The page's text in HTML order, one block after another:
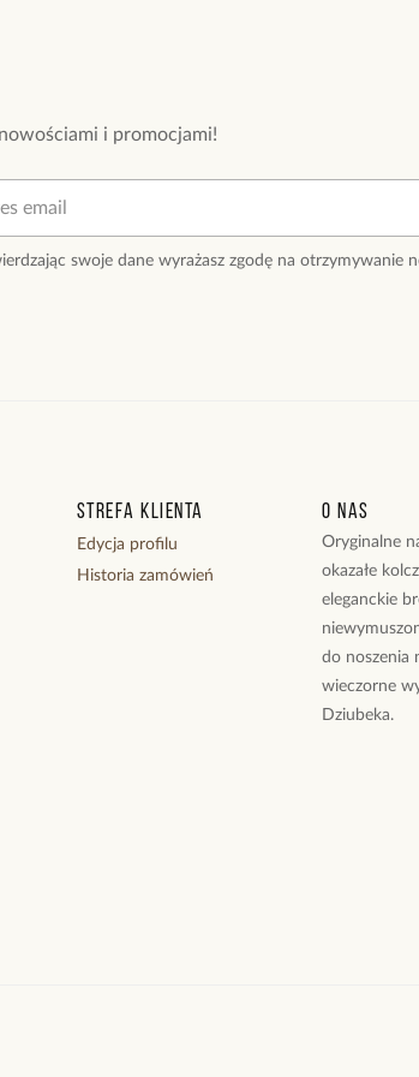
i promocjami!
swoje dane wyrażasz zgodę na otrzymywanie
Strefa klienta
Edycja profilu
Historia zamówień
O nas
Oryginalne
okazałe
eleganckie
do noszenia
wieczorne
Dziubeka.